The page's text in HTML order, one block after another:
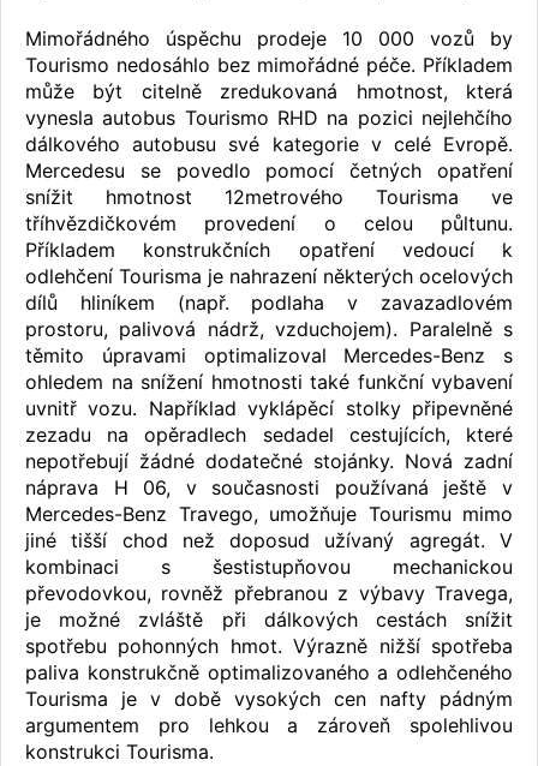
Mimořádného úspěchu prodeje 10 000 vozů by
Tourismo nedosáhlo bez mimořádné péče. Příkladem
může být citelně zredukovaná hmotnost, která
vynesla autobus Tourismo RHD na pozici nejlehčího
dálkového autobusu své kategorie v celé Evropě.
Mercedesu se povedlo pomocí četných opatření
snížit hmotnost 12metrového Tourisma ve
tříhvězdičkovém provedení o celou půltunu.
Příkladem konstrukčních opatření vedoucí k
odlehčení Tourisma je nahrazení některých ocelových
dílů hliníkem (např. podlaha v zavazadlovém
prostoru, palivová nádrž, vzduchojem). Paralelně s
těmito úpravami optimalizoval Mercedes-Benz s
ohledem na snížení hmotnosti také funkční vybavení
uvnitř vozu. Například vyklápěcí stolky připevněné
zezadu na opěradlech sedadel cestujících, které
nepotřebují žádné dodatečné stojánky. Nová zadní
náprava H 06, v současnosti používaná ještě v
Mercedes-Benz Travego, umožňuje Tourismu mimo
jiné tišší chod než doposud užívaný agregát. V
kombinaci s šestistupňovou mechanickou
převodovkou, rovněž přebranou z výbavy Travega,
je možné zvláště při dálkových cestách snížit
spotřebu pohonných hmot. Výrazně nižší spotřeba
paliva konstrukčně optimalizovaného a odlehčeného
Tourisma je v době vysokých cen nafty pádným
argumentem pro lehkou a zároveň spolehlivou
konstrukci Tourisma.